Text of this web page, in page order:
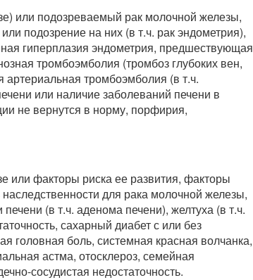
или подозреваемый рак молочной железы,
подозрение на них (в т.ч. рак эндометрия),
гиперплазия эндометрия, предшествующая
тромбоэмболия (тромбоз глубоких вен,
тромбоэмболия (в т.ч.
или наличие заболеваний печени в
не вернутся в норму, порфирия,
или факторы риска ее развития, факторы
для рака молочной железы,
(в т.ч. аденома печени), желтуха (в т.ч.
сахарный диабет с или без
головная боль, системная красная волчанка,
астма, отосклероз, семейная
сосудистая недостаточность.